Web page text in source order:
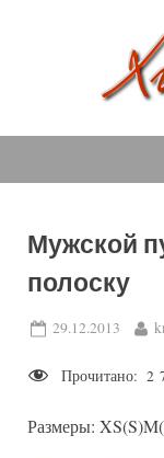
Мужской
полоску
Posted
29.12.2013
Прочитано: 2
Размеры: